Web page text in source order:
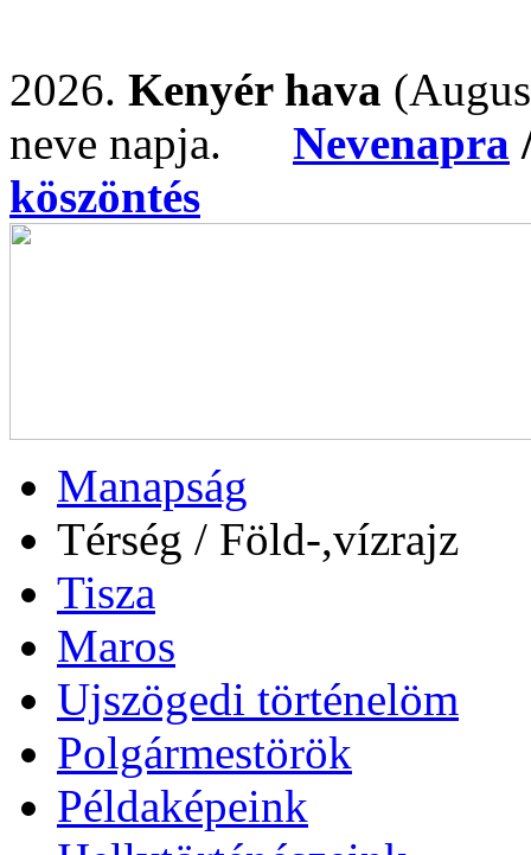
2026. Kenyér hava
neve napja. Nevenapra
köszöntés
Manapság
Térség / Föld-,vízrajz
Tisza
Maros
Ujszögedi történelöm
Polgármestörök
Példaképeink